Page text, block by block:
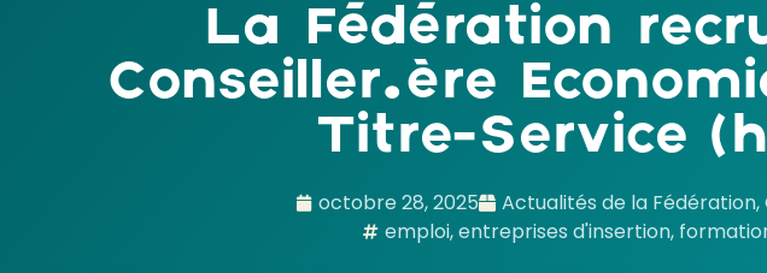
La Fédération
Conseiller·ère
Titre-Service
octobre 28, 2025 Actualités de la Fédération,
emploi,entreprises d'insertion,